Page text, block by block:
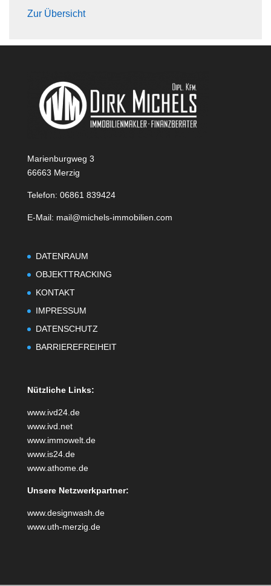
Zur Übersicht
Marienburgweg 3
66663 Merzig
Telefon: 06861 839424
E-Mail: mail@michels-immobilien.com
DATENRAUM
OBJEKTTRACKING
KONTAKT
IMPRESSUM
DATENSCHUTZ
BARRIEREFREIHEIT
Nützliche Links:
www.ivd24.de
www.ivd.net
www.immowelt.de
www.is24.de
www.athome.de
Unsere Netzwerkpartner:
www.designwash.de
www.uth-merzig.de